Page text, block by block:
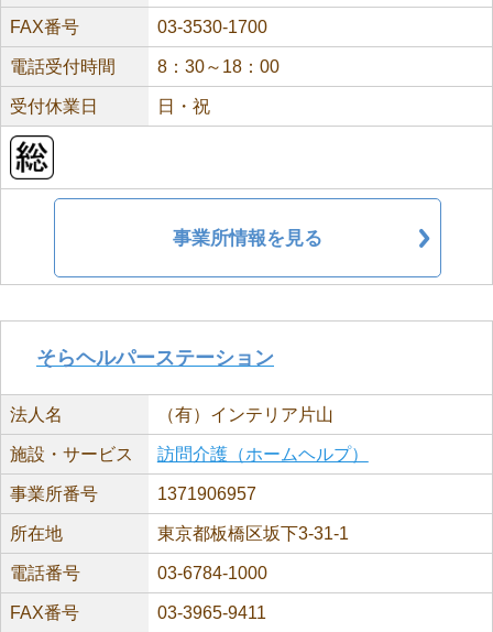
FAX番号 03-3530-1700
電話受付時間 8：30～18：00
受付休業日 日・祝
事業所情報を見る
そらヘルパーステーション
法人名 （有）インテリア片山
施設・サービス 訪問介護（ホームヘルプ）
事業所番号 1371906957
所在地 東京都板橋区坂下3-31-1
電話番号 03-6784-1000
FAX番号 03-3965-9411